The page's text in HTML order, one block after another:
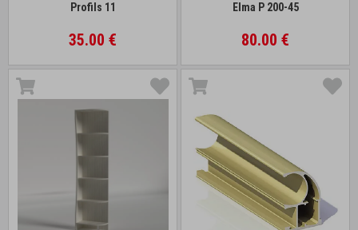
Profils 11
35.00 €
Elma P 200-45
80.00 €